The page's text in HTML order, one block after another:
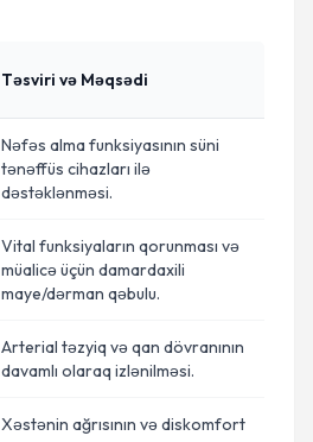
Təsviri və Məqsədi
Nəfəs alma funksiyasının süni
tənəffüs cihazları ilə
dəstəklənməsi.
Vital funksiyaların qorunması və
müalicə üçün damardaxili
maye/dərman qəbulu.
Arterial təzyiq və qan dövranının
davamlı olaraq izlənilməsi.
Xəstənin ağrısının və diskomfort